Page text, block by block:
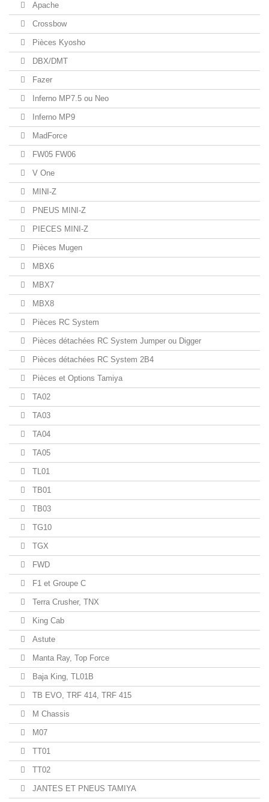
Apache
Crossbow
Pièces Kyosho
DBX/DMT
Fazer
Inferno MP7.5 ou Neo
Inferno MP9
MadForce
FW05 FW06
V One
MINI-Z
PNEUS MINI-Z
PIECES MINI-Z
Pièces Mugen
MBX6
MBX7
MBX8
Pièces RC System
Pièces détachées RC System Jumper ou Digger
Pièces détachées RC System 2B4
Pièces et Options Tamiya
TA02
TA03
TA04
TA05
TL01
TB01
TB03
TG10
TGX
FWD
F1 et Groupe C
Terra Crusher, TNX
King Cab
Astute
Manta Ray, Top Force
Baja King, TL01B
TB EVO, TRF 414, TRF 415
M Chassis
M07
TT01
TT02
JANTES ET PNEUS TAMIYA